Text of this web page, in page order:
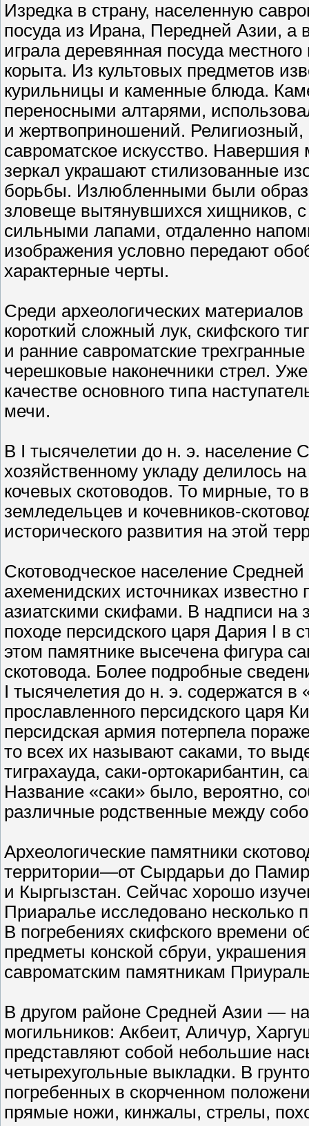
Изредка в страну, населенную
посуда из Ирана, Передней Азии, а
играла деревянная посуда
корыта. Из культовых предметов
курильницы и каменные блюда.
переносными алтарями,
и жертвоприношений.
савроматское искусство.
зеркал украшают стилизованные
борьбы. Излюбленными были
зловеще вытянувшихся хищников,
сильными лапами, отдаленно
изображения условно передают
характерные черты.
Среди археологических
короткий сложный лук, скифского
и ранние савроматские
черешковые наконечники стрел.
качестве основного типа
мечи.
В I тысячелетии до н. э. население
хозяйственному укладу делилось
кочевых скотоводов. То мирные,
земледельцев и кочевников-
исторического развития на этой
Скотоводческое население
ахеменидских источниках
азиатскими скифами. В надписи на
походе персидского царя Дария I в
этом памятнике высечена фигура
скотовода. Более подробные
I тысячелетия до н. э. содержатся
прославленного персидского царя
персидская армия потерпела
то всех их называют саками, то
тиграхауда, саки-ортокарибантин,
Название «саки» было, вероятно,
различные родственные между
Археологические памятники
территории—от Сырдарьи до
и Кыргызстан. Сейчас хорошо
Приаралье исследовано несколько
В погребениях скифского времени
предметы конской сбруи,
савроматским памятникам
В другом районе Средней Азии —
могильников: Акбеит, Аличур,
представляют собой небольшие
четырехугольные выкладки. В
погребенных в скорченном
прямые ножи, кинжалы, стрелы,